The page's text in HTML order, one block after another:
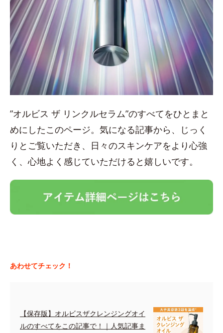
”オルビス ザ リンクルセラム”のすべてをひとまと
めにしたこのページ。気になる記事から、じっく
りとご覧いただき、日々のスキンケアをより心強
く、心地よく感じていただけると嬉しいです。
あわせてチェック！
【保存版】オルビスザクレンジングオイ
ルのすべてをこの記事で！｜人気記事ま